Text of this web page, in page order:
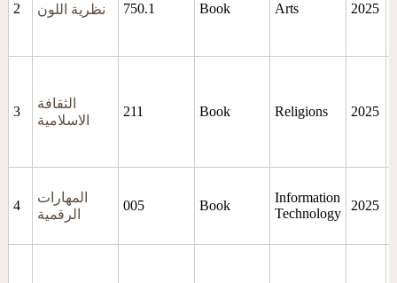
2 نظرية اللون 750.1 Book Arts 2025
3
الثقافة
الاسلامية
211 Book Religions 2025
4
المهارات
الرقمية
005 Book
Information
Technology
2025